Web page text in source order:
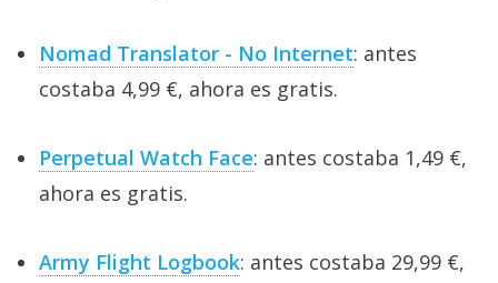
Nomad Translator - No Internet: antes
costaba 4,99 €, ahora es gratis.
Perpetual Watch Face: antes costaba 1,49 €,
ahora es gratis.
Army Flight Logbook: antes costaba 29,99 €,